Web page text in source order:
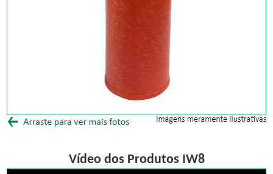
Vídeo dos Produtos IW8